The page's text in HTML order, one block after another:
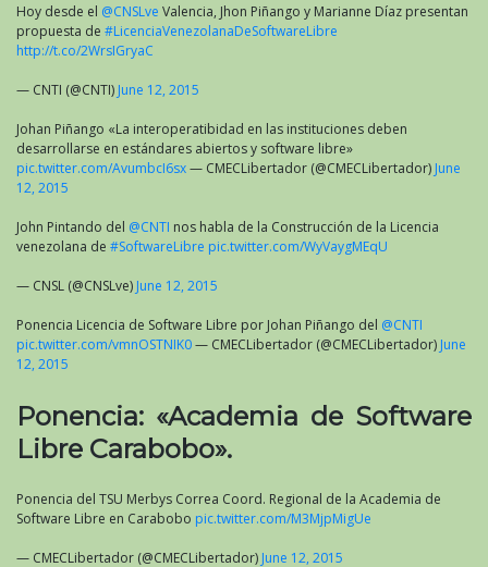
Hoy desde el @CNSLve Valencia, Jhon Piñango y Marianne Díaz presentan
propuesta de #LicenciaVenezolanaDeSoftwareLibre
http://t.co/2WrsIGryaC
— CNTI (@CNTI) June 12, 2015
Johan Piñango «La interoperatibidad en las instituciones deben
desarrollarse en estándares abiertos y software libre»
pic.twitter.com/AvumbcI6sx— CMECLibertador (@CMECLibertador) June
12, 2015
John Pintando del @CNTI nos habla de la Construcción de la Licencia
venezolana de #SoftwareLibre pic.twitter.com/WyVaygMEqU
— CNSL (@CNSLve) June 12, 2015
Ponencia Licencia de Software Libre por Johan Piñango del @CNTI
pic.twitter.com/vmnOSTNIK0— CMECLibertador (@CMECLibertador) June
12, 2015
Ponencia: «Academia de Software
Libre Carabobo».
Ponencia del TSU Merbys Correa Coord. Regional de la Academia de
Software Libre en Carabobo pic.twitter.com/M3MjpMigUe
— CMECLibertador (@CMECLibertador) June 12, 2015